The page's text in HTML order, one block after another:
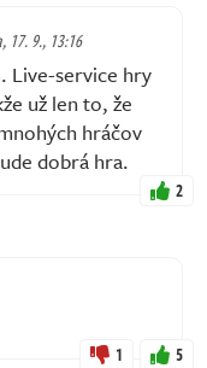
17. 9., 13:16
Live-service hry
už len to, že
hráčov
dobrá hra.
2
1 5